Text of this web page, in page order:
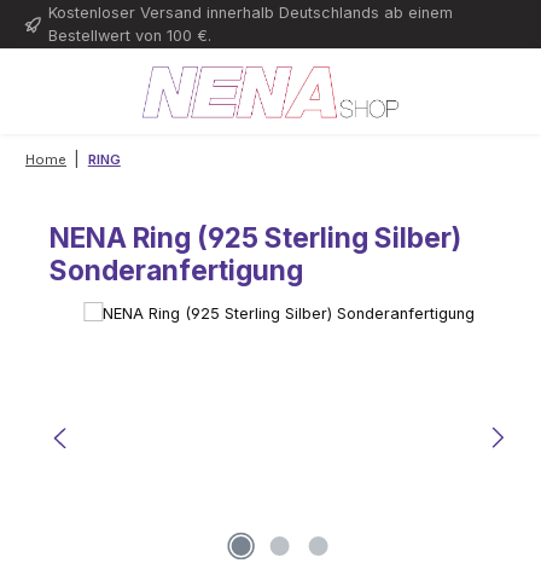
Zum Hauptinhalt springen
Kostenloser Versand innerhalb Deutschlands ab einem
Bestellwert von 100 €.
Home RING
NENA Ring (925 Sterling Silber)
Sonderanfertigung
Bildergalerie überspringen